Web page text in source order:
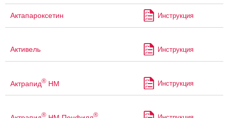
Актапароксетин Инструкция
Активель Инструкция
Актрапид® НМ Инструкция
® ®